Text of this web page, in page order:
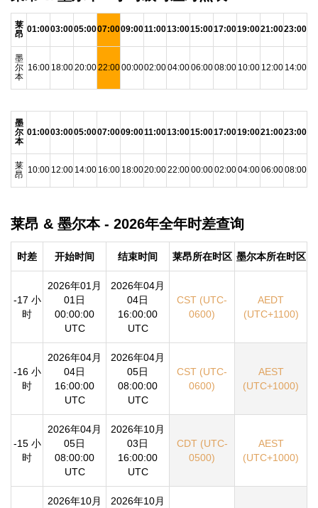
莱
昂 01:0003:0005:0007:0009:0011:0013:0015:0017:0019:0021:0023:00
墨
尔
本
16:00 18:0020:0022:0000:0002:0004:0006:0008:00 10:00 12:00 14:00
墨
尔
本
01:0003:0005:0007:0009:0011:0013:0015:0017:0019:0021:0023:00
莱
昂 10:00 12:00 14:00 16:00 18:0020:0022:0000:0002:0004:0006:0008:00
莱昂 & 墨尔本 - 2026年全年时差查询
时差 开始时间 结束时间 莱昂所在时区 墨尔本所在时区
-17 小
时
2026年01月
01日
00:00:00
UTC
2026年04月
04日
16:00:00
UTC
CST (UTC-
0600)
AEDT
(UTC+1100)
-16 小
时
2026年04月
04日
16:00:00
UTC
2026年04月
05日
08:00:00
UTC
CST (UTC-
0600)
AEST
(UTC+1000)
-15 小
时
2026年04月
05日
08:00:00
UTC
2026年10月
03日
16:00:00
UTC
CDT (UTC-
0500)
AEST
(UTC+1000)
2026年10月
2026年10月